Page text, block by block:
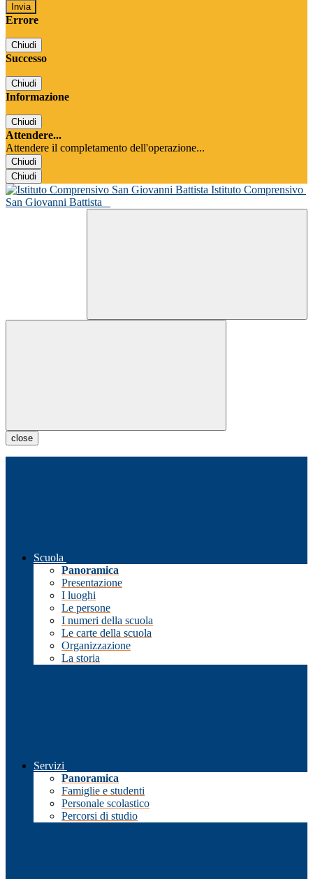
Errore
Chiudi
Successo
Chiudi
Informazione
Chiudi
Attendere...
Attendere il completamento dell'operazione...
Chiudi
Chiudi
Istituto Comprensivo
San Giovanni Battista
close
Scuola
Panoramica
Presentazione
I luoghi
Le persone
I numeri della scuola
Le carte della scuola
Organizzazione
La storia
Servizi
Panoramica
Famiglie e studenti
Personale scolastico
Percorsi di studio